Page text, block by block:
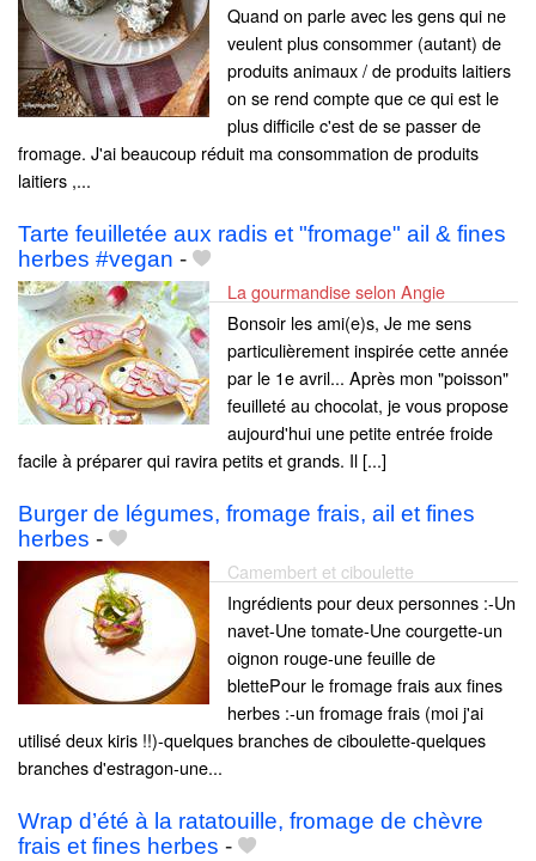
Quand on parle avec les gens qui ne
veulent plus consommer (autant) de
produits animaux / de produits laitiers
on se rend compte que ce qui est le
plus difficile c'est de se passer de
fromage. J'ai beaucoup réduit ma consommation de produits
laitiers ,...
Tarte feuilletée aux radis et "fromage" ail & fines
herbes #vegan -
La gourmandise selon Angie
Bonsoir les ami(e)s, Je me sens
particulièrement inspirée cette année
par le 1e avril... Après mon "poisson"
feuilleté au chocolat, je vous propose
aujourd'hui une petite entrée froide
facile à préparer qui ravira petits et grands. Il [...]
Burger de légumes, fromage frais, ail et fines
herbes -
Camembert et ciboulette
Ingrédients pour deux personnes :-Un
navet-Une tomate-Une courgette-un
oignon rouge-une feuille de
blettePour le fromage frais aux fines
herbes :-un fromage frais (moi j'ai
utilisé deux kiris !!)-quelques branches de ciboulette-quelques
branches d'estragon-une...
Wrap d’été à la ratatouille, fromage de chèvre
frais et fines herbes -